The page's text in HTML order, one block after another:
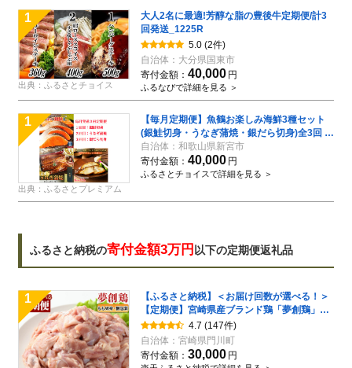
1
出典：ふるさとチョイス
大人2名に最適!芳醇な脂の豊後牛定期便/計3
回発送_1225R
5.0 (2件)
自治体： 大分県国東市
寄付金額： 40,000 円
ふるなびで詳細を見る ＞
1
出典：ふるさとプレミアム
【毎月定期便】魚鶴お楽しみ海鮮3種セット
(銀鮭切身・うなぎ蒲焼・銀だら切身)全3回 /
銀鱈 さけ だし うなぎ たら 魚 切り身 切身 魚
海鮮 焼き魚 ご飯のおとも おかず【tkb418】
自治体： 和歌山県新宮市
寄付金額： 40,000 円
ふるさとチョイスで詳細を見る ＞
ふるさと納税の寄付金額3万円 以下の定期便返礼品
1
【ふるさと納税】＜お届け回数が選べる！＞
【定期便】宮崎県産ブランド鶏「夢創鶏」も
も肉定期コース(全3回総量4.8kg・全6回総量
9.6kg) とりにく とり肉 鳥肉 カット済 鳥もも
肉 個包装 小分け 宮崎県産 ブランド鶏 【C-
10・C-13】【英楽】
4.7 (147件)
自治体： 宮崎県門川町
寄付金額： 30,000 円